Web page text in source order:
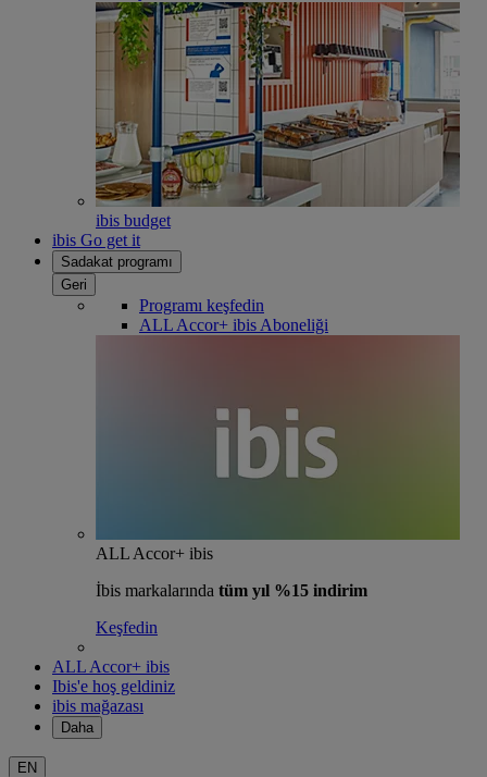
ibis budget
ibis Go get it
Sadakat programı
Geri
Programı keşfedin
ALL Accor+ ibis Aboneliği
ALL Accor+ ibis
İbis markalarında tüm yıl %15 indirim
Keşfedin
ALL Accor+ ibis
Ibis'e hoş geldiniz
ibis mağazası
Daha
EN